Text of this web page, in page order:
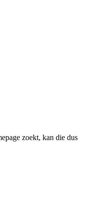
zoekt, kan die dus